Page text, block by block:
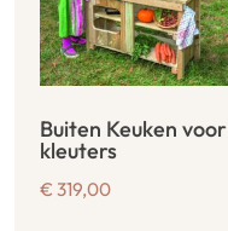
Buiten Keuken voor
kleuters
€ 319,00